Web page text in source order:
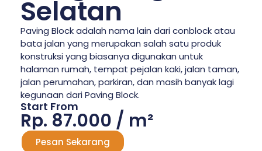
Selatan
Paving Block adalah nama lain dari conblock atau
bata jalan yang merupakan salah satu produk
konstruksi yang biasanya digunakan untuk
halaman rumah, tempat pejalan kaki, jalan taman,
jalan perumahan, parkiran, dan masih banyak lagi
kegunaan dari Paving Block.
Start From
Rp. 87.000 / m²
Pesan Sekarang